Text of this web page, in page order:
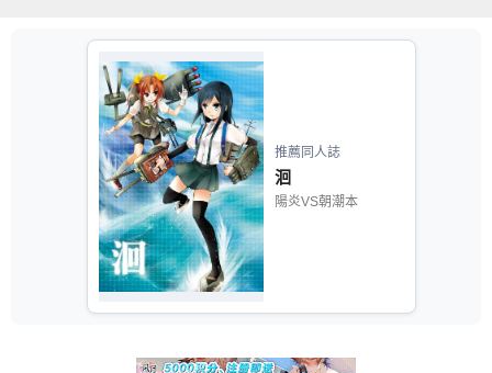
推薦同人誌
洄
陽炎VS朝潮本